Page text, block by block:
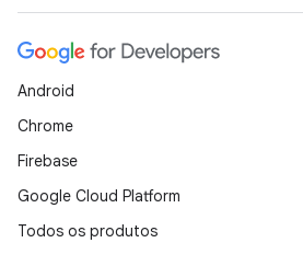
Android
Chrome
Firebase
Google Cloud Platform
Todos os produtos